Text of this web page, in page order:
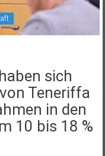
sich
Teneriffa
in den
10 bis 18 %